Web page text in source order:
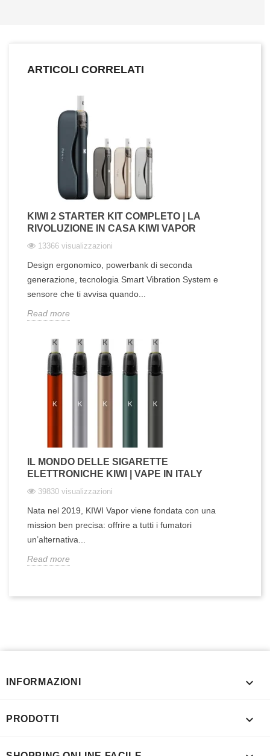
ARTICOLI CORRELATI
KIWI 2 STARTER KIT COMPLETO | LA
RIVOLUZIONE IN CASA KIWI VAPOR
13366 visualizzazioni
Design ergonomico, powerbank di seconda
generazione, tecnologia Smart Vibration System e
sensore che ti avvisa quando...
Read more
IL MONDO DELLE SIGARETTE
ELETTRONICHE KIWI | VAPE IN ITALY
39830 visualizzazioni
Nata nel 2019, KIWI Vapor viene fondata con una
mission ben precisa: offrire a tutti i fumatori
un’alternativa...
Read more
INFORMAZIONI 
PRODOTTI 